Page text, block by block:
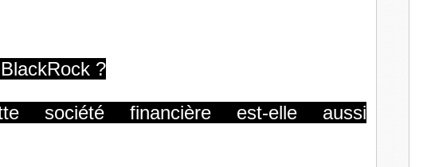
?
société financière est-elle aussi